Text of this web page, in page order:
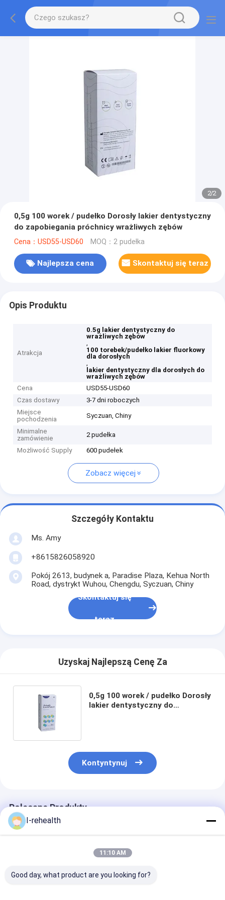
2/2
0,5g 100 worek / pudełko Dorosły lakier dentystyczny
do zapobiegania próchnicy wrażliwych zębów
Cena：USD55-USD60 MOQ：2 pudełka
Najlepsza cena Skontaktuj się teraz
Opis Produktu
Atrakcja
0.5g lakier dentystyczny do
wrażliwych zębów
,
100 torebek/pudełko lakier fluorkowy
dla dorosłych
,
lakier dentystyczny dla dorosłych do
wrażliwych zębów
Cena
USD55-USD60
Czas dostawy
3-7 dni roboczych
Miejsce
pochodzenia
Syczuan, Chiny
Minimalne
zamówienie
2 pudełka
Możliwość Supply 600 pudełek
Zobacz więcej
Szczegóły Kontaktu
Ms. Amy
+8615826058920
Pokój 2613, budynek a, Paradise Plaza, Kehua North
Road, dystrykt Wuhou, Chengdu, Syczuan, Chiny
Skontaktuj się
teraz
Uzyskaj Najlepszą Cenę Za
0,5g 100 worek / pudełko Dorosły
lakier dentystyczny do
Kontyntynuj
Polecane Produkty
I-rehealth
11:10 AM
Good day, what product are you looking for?